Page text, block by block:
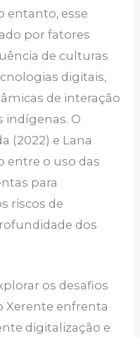
entanto, esse
por fatores
de culturas
digitais,
de interação
indígenas. O
(2022) e Lana
entre o uso das
para
riscos de
dos
os desafios
Xerente enfrenta
digitalização e